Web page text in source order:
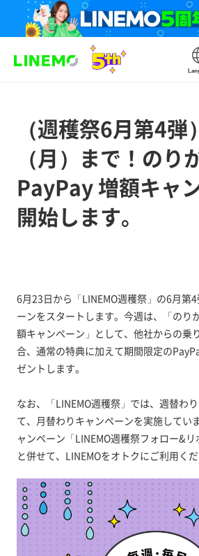
（週穫祭6月第4
（月）まで！のり
PayPay 増額キャ
開始します。
6月23日から「LINEMO週穫祭」の6月第
ーンをスタートします。今週は、「のり
額キャンペーン」として、他社からの乗
合、通常の特典に加えて期間限定の
ゼントします。
なお、「LINEMO週穫祭」では、週替わ
て、月替わりキャンペーンを実施してい
ャンペーン「LINEMO週穫祭フォロー&リ
と併せて、LINEMOをオトクにご利用くだ